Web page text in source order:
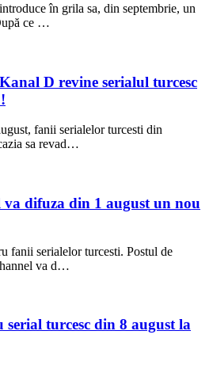
în grila sa, din septembrie, un
ce …
D revine serialul turcesc
fanii serialelor turcesti din
sa revad…
difuza din 1 august un nou
fanii serialelor turcesti. Postul de
va d…
serial turcesc din 8 august la